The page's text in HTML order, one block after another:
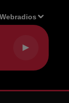
Webradios